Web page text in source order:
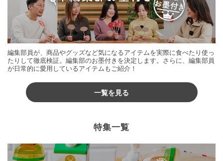
編集部員が、商品やグッズなど気になるアイテムを実際に食べたり使っ
たりして徹底検証。編集部のお墨付きを決定します。さらに、編集部員
が日常的に愛用しているアイテムもご紹介！
一覧を見る
特集一覧